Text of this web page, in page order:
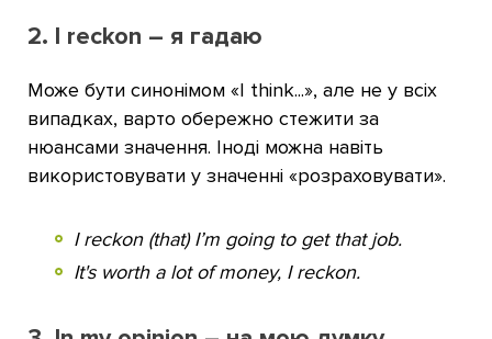
2. I reckon – я гадаю
Може бути синонімом «I think...», але не у всіх
випадках, варто обережно стежити за
нюансами значення. Іноді можна навіть
використовувати у значенні «розраховувати».
I reckon (that) I’m going to get that job.
It's worth a lot of money, I reckon.